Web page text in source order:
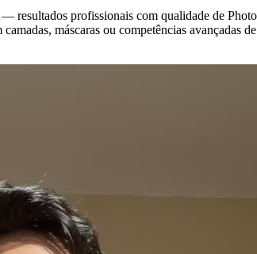
resultados profissionais com qualidade de
máscaras ou competências avançadas